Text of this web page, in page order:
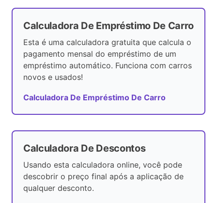
Calculadora De Empréstimo De Carro
Esta é uma calculadora gratuita que calcula o
pagamento mensal do empréstimo de um
empréstimo automático. Funciona com carros
novos e usados!
Calculadora De Empréstimo De Carro
Calculadora De Descontos
Usando esta calculadora online, você pode
descobrir o preço final após a aplicação de
qualquer desconto.